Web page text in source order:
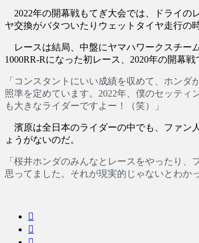
2022年の開幕戦もてぎ大会では、ドライ
ヤ交換がバタついたりウェットタイヤ走行の
レースは結局、中盤にヤマハワークスチー
1000RR-Rになった初レース、2020年の開幕
「コンスタントにいい成績を収めて、ホン
照準を定めています。2022年、僕のセッテ
も大きなライダーですよー！（笑）」
濱原は全日本のライダーの中でも、ファン
ょうがないのだ。
「桜井ホンダのみんなとレースをやったり
思ってました。それが現実的じゃないとわか